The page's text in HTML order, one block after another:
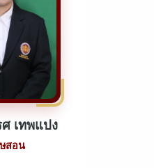
ศ เทพแปง
สอน